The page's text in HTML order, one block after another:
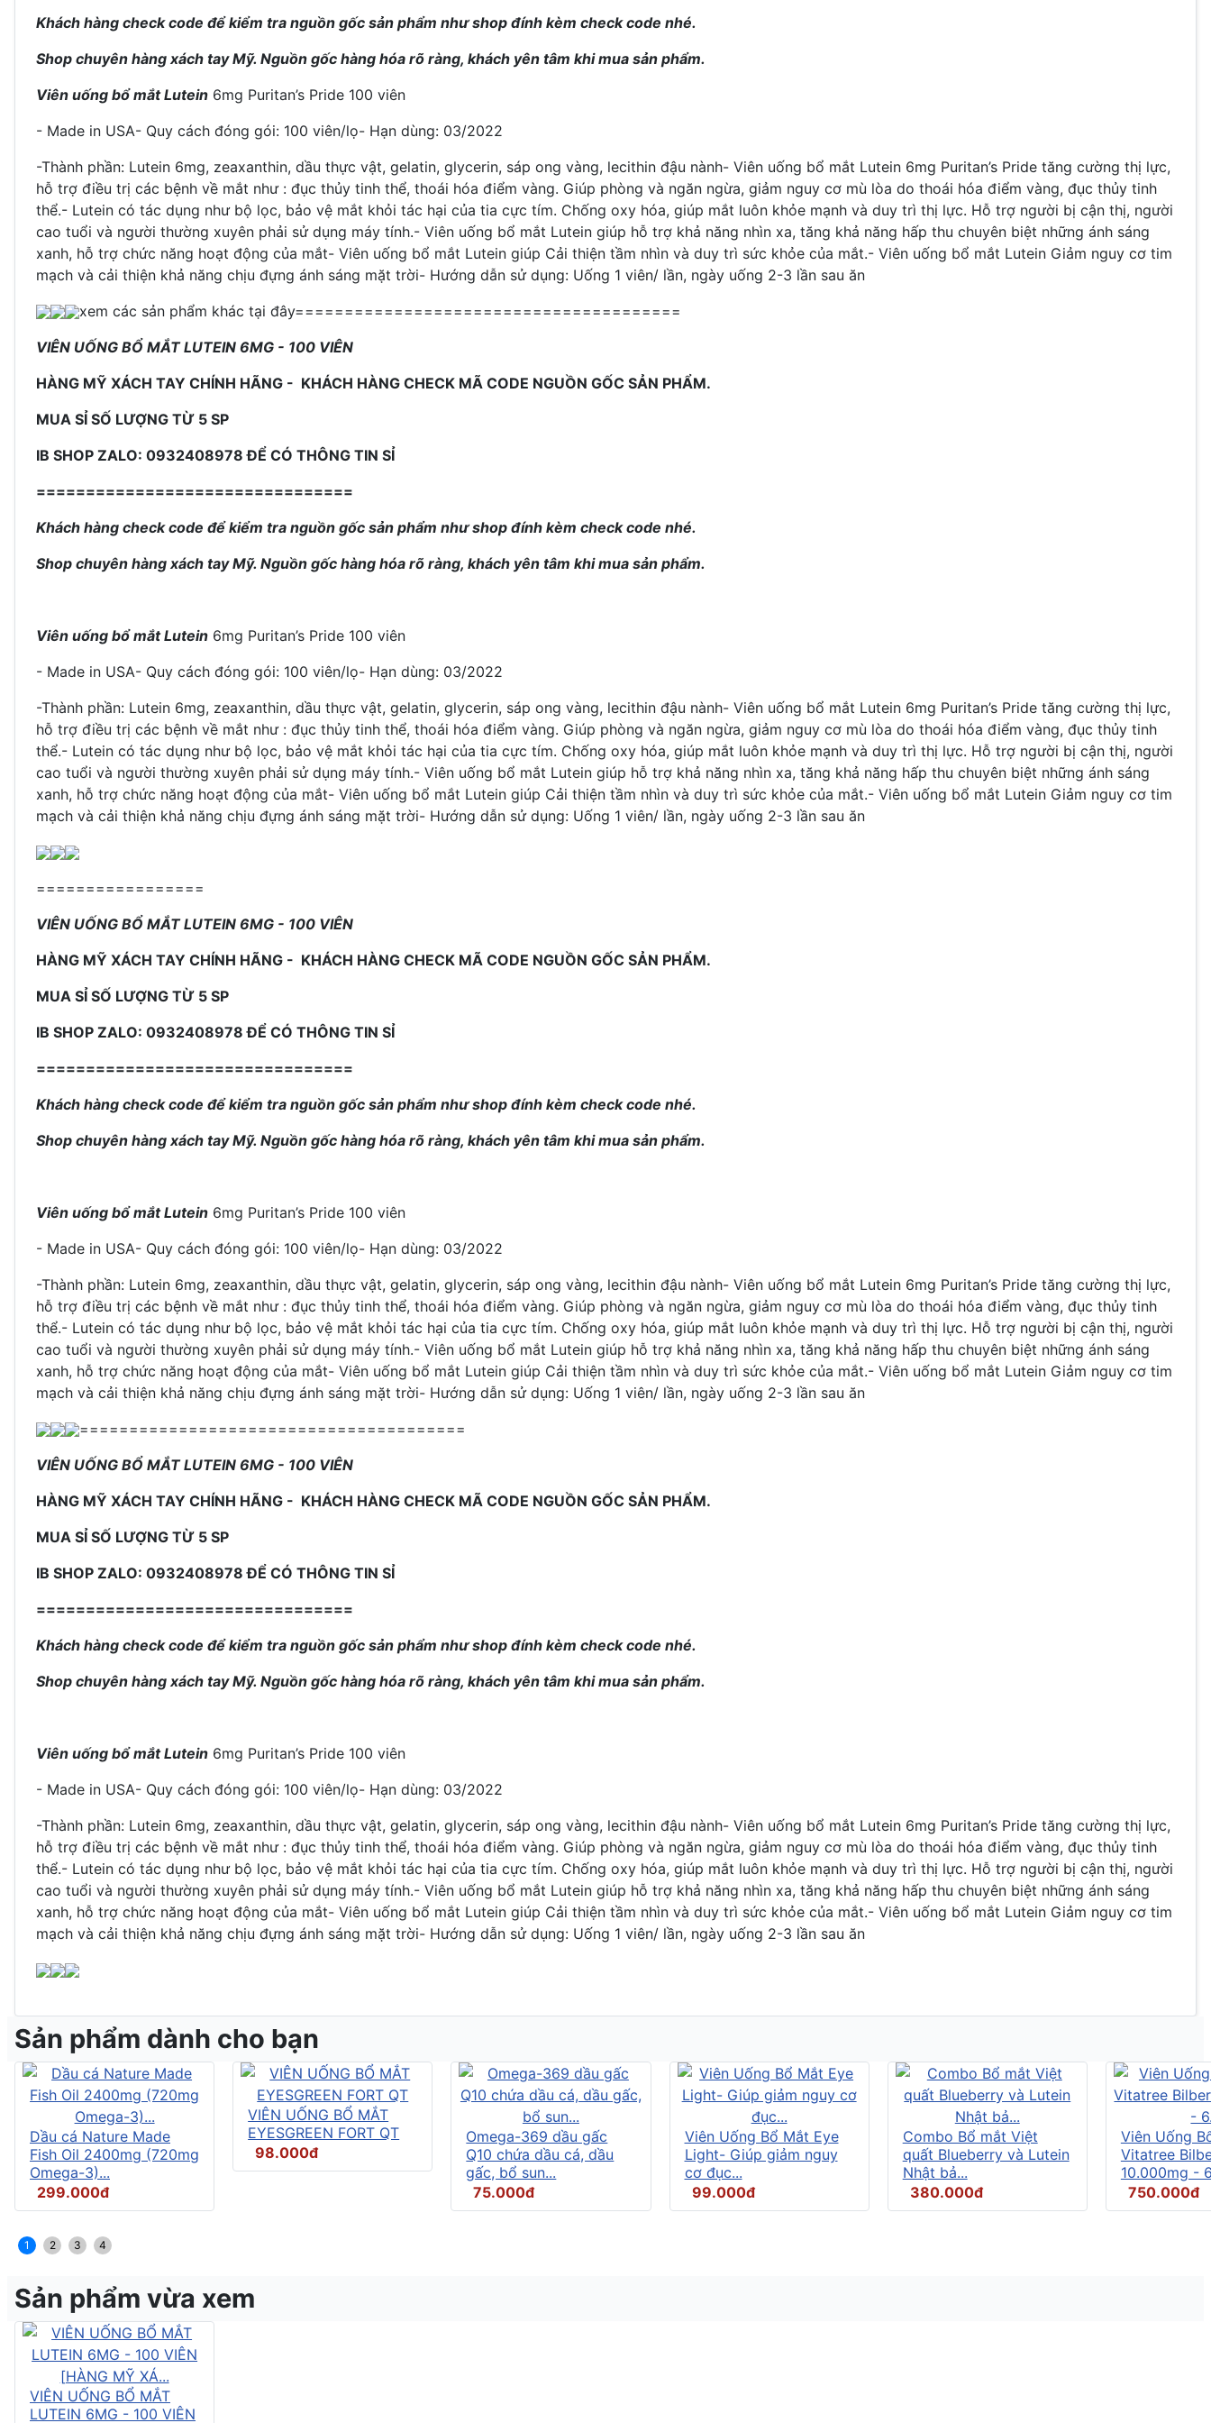
Khách hàng check code để kiểm tra nguồn gốc sản phẩm như shop đính kèm check code nhé.
Shop chuyên hàng xách tay Mỹ. Nguồn gốc hàng hóa rõ ràng, khách yên tâm khi mua sản phẩm.
Viên uống bổ mắt Lutein 6mg Puritan’s Pride 100 viên
- Made in USA- Quy cách đóng gói: 100 viên/lọ- Hạn dùng: 03/2022
-Thành phần: Lutein 6mg, zeaxanthin, dầu thực vật, gelatin, glycerin, sáp ong vàng, lecithin đậu nành- Viên uống bổ mắt Lutein 6mg Puritan’s Pride tăng cường thị lực,
hỗ trợ điều trị các bệnh về mắt như : đục thủy tinh thể, thoái hóa điểm vàng. Giúp phòng và ngăn ngừa, giảm nguy cơ mù lòa do thoái hóa điểm vàng, đục thủy tinh
thể.- Lutein có tác dụng như bộ lọc, bảo vệ mắt khỏi tác hại của tia cực tím. Chống oxy hóa, giúp mắt luôn khỏe mạnh và duy trì thị lực. Hỗ trợ người bị cận thị, người
cao tuổi và người thường xuyên phải sử dụng máy tính.- Viên uống bổ mắt Lutein giúp hỗ trợ khả năng nhìn xa, tăng khả năng hấp thu chuyên biệt những ánh sáng
xanh, hỗ trợ chức năng hoạt động của mắt- Viên uống bổ mắt Lutein giúp Cải thiện tầm nhìn và duy trì sức khỏe của mắt.- Viên uống bổ mắt Lutein Giảm nguy cơ tim
mạch và cải thiện khả năng chịu đựng ánh sáng mặt trời- Hướng dẫn sử dụng: Uống 1 viên/ lần, ngày uống 2-3 lần sau ăn
xem các sản phẩm khác tại đây=======================================
VIÊN UỐNG BỔ MẮT LUTEIN 6MG - 100 VIÊN
HÀNG MỸ XÁCH TAY CHÍNH HÃNG - KHÁCH HÀNG CHECK MÃ CODE NGUỒN GỐC SẢN PHẨM.
MUA SỈ SỐ LƯỢNG TỪ 5 SP
IB SHOP ZALO: 0932408978 ĐỂ CÓ THÔNG TIN SỈ
================================
Khách hàng check code để kiểm tra nguồn gốc sản phẩm như shop đính kèm check code nhé.
Shop chuyên hàng xách tay Mỹ. Nguồn gốc hàng hóa rõ ràng, khách yên tâm khi mua sản phẩm.
Viên uống bổ mắt Lutein 6mg Puritan’s Pride 100 viên
- Made in USA- Quy cách đóng gói: 100 viên/lọ- Hạn dùng: 03/2022
-Thành phần: Lutein 6mg, zeaxanthin, dầu thực vật, gelatin, glycerin, sáp ong vàng, lecithin đậu nành- Viên uống bổ mắt Lutein 6mg Puritan’s Pride tăng cường thị lực,
hỗ trợ điều trị các bệnh về mắt như : đục thủy tinh thể, thoái hóa điểm vàng. Giúp phòng và ngăn ngừa, giảm nguy cơ mù lòa do thoái hóa điểm vàng, đục thủy tinh
thể.- Lutein có tác dụng như bộ lọc, bảo vệ mắt khỏi tác hại của tia cực tím. Chống oxy hóa, giúp mắt luôn khỏe mạnh và duy trì thị lực. Hỗ trợ người bị cận thị, người
cao tuổi và người thường xuyên phải sử dụng máy tính.- Viên uống bổ mắt Lutein giúp hỗ trợ khả năng nhìn xa, tăng khả năng hấp thu chuyên biệt những ánh sáng
xanh, hỗ trợ chức năng hoạt động của mắt- Viên uống bổ mắt Lutein giúp Cải thiện tầm nhìn và duy trì sức khỏe của mắt.- Viên uống bổ mắt Lutein Giảm nguy cơ tim
mạch và cải thiện khả năng chịu đựng ánh sáng mặt trời- Hướng dẫn sử dụng: Uống 1 viên/ lần, ngày uống 2-3 lần sau ăn
=================
VIÊN UỐNG BỔ MẮT LUTEIN 6MG - 100 VIÊN
HÀNG MỸ XÁCH TAY CHÍNH HÃNG - KHÁCH HÀNG CHECK MÃ CODE NGUỒN GỐC SẢN PHẨM.
MUA SỈ SỐ LƯỢNG TỪ 5 SP
IB SHOP ZALO: 0932408978 ĐỂ CÓ THÔNG TIN SỈ
================================
Khách hàng check code để kiểm tra nguồn gốc sản phẩm như shop đính kèm check code nhé.
Shop chuyên hàng xách tay Mỹ. Nguồn gốc hàng hóa rõ ràng, khách yên tâm khi mua sản phẩm.
Viên uống bổ mắt Lutein 6mg Puritan’s Pride 100 viên
- Made in USA- Quy cách đóng gói: 100 viên/lọ- Hạn dùng: 03/2022
-Thành phần: Lutein 6mg, zeaxanthin, dầu thực vật, gelatin, glycerin, sáp ong vàng, lecithin đậu nành- Viên uống bổ mắt Lutein 6mg Puritan’s Pride tăng cường thị lực,
hỗ trợ điều trị các bệnh về mắt như : đục thủy tinh thể, thoái hóa điểm vàng. Giúp phòng và ngăn ngừa, giảm nguy cơ mù lòa do thoái hóa điểm vàng, đục thủy tinh
thể.- Lutein có tác dụng như bộ lọc, bảo vệ mắt khỏi tác hại của tia cực tím. Chống oxy hóa, giúp mắt luôn khỏe mạnh và duy trì thị lực. Hỗ trợ người bị cận thị, người
cao tuổi và người thường xuyên phải sử dụng máy tính.- Viên uống bổ mắt Lutein giúp hỗ trợ khả năng nhìn xa, tăng khả năng hấp thu chuyên biệt những ánh sáng
xanh, hỗ trợ chức năng hoạt động của mắt- Viên uống bổ mắt Lutein giúp Cải thiện tầm nhìn và duy trì sức khỏe của mắt.- Viên uống bổ mắt Lutein Giảm nguy cơ tim
mạch và cải thiện khả năng chịu đựng ánh sáng mặt trời- Hướng dẫn sử dụng: Uống 1 viên/ lần, ngày uống 2-3 lần sau ăn
=======================================
VIÊN UỐNG BỔ MẮT LUTEIN 6MG - 100 VIÊN
HÀNG MỸ XÁCH TAY CHÍNH HÃNG - KHÁCH HÀNG CHECK MÃ CODE NGUỒN GỐC SẢN PHẨM.
MUA SỈ SỐ LƯỢNG TỪ 5 SP
IB SHOP ZALO: 0932408978 ĐỂ CÓ THÔNG TIN SỈ
================================
Khách hàng check code để kiểm tra nguồn gốc sản phẩm như shop đính kèm check code nhé.
Shop chuyên hàng xách tay Mỹ. Nguồn gốc hàng hóa rõ ràng, khách yên tâm khi mua sản phẩm.
Viên uống bổ mắt Lutein 6mg Puritan’s Pride 100 viên
- Made in USA- Quy cách đóng gói: 100 viên/lọ- Hạn dùng: 03/2022
-Thành phần: Lutein 6mg, zeaxanthin, dầu thực vật, gelatin, glycerin, sáp ong vàng, lecithin đậu nành- Viên uống bổ mắt Lutein 6mg Puritan’s Pride tăng cường thị lực,
hỗ trợ điều trị các bệnh về mắt như : đục thủy tinh thể, thoái hóa điểm vàng. Giúp phòng và ngăn ngừa, giảm nguy cơ mù lòa do thoái hóa điểm vàng, đục thủy tinh
thể.- Lutein có tác dụng như bộ lọc, bảo vệ mắt khỏi tác hại của tia cực tím. Chống oxy hóa, giúp mắt luôn khỏe mạnh và duy trì thị lực. Hỗ trợ người bị cận thị, người
cao tuổi và người thường xuyên phải sử dụng máy tính.- Viên uống bổ mắt Lutein giúp hỗ trợ khả năng nhìn xa, tăng khả năng hấp thu chuyên biệt những ánh sáng
xanh, hỗ trợ chức năng hoạt động của mắt- Viên uống bổ mắt Lutein giúp Cải thiện tầm nhìn và duy trì sức khỏe của mắt.- Viên uống bổ mắt Lutein Giảm nguy cơ tim
mạch và cải thiện khả năng chịu đựng ánh sáng mặt trời- Hướng dẫn sử dụng: Uống 1 viên/ lần, ngày uống 2-3 lần sau ăn
Sản phẩm dành cho bạn
Dầu cá Nature Made
Fish Oil 2400mg (720mg
Omega-3)...
299.000đ
VIÊN UỐNG BỔ MẮT
EYESGREEN FORT QT
98.000đ
Omega-369 dầu gấc
Q10 chứa dầu cá, dầu
gấc, bổ sun...
75.000đ
Viên Uống Bổ Mắt Eye
Light- Giúp giảm nguy
cơ đục...
99.000đ
Combo Bổ mắt Việt
quất Blueberry và Lutein
Nhật bả...
380.000đ
Viên Uống
Vitatree
10.000mg -
750.000đ
1 2 3 4
Sản phẩm vừa xem
VIÊN UỐNG BỔ MẮT
LUTEIN 6MG - 100 VIÊN